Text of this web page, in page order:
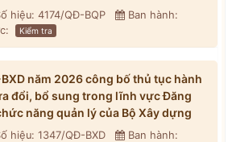
hiệu: 4174/QĐ-BQP
Ban hành:
Kiểm tra
năm 2026 công bố thủ tục hành
đổi, bổ sung trong lĩnh vực Đăng
năng quản lý của Bộ Xây dựng
hiệu: 1347/QĐ-BXD
Ban hành: